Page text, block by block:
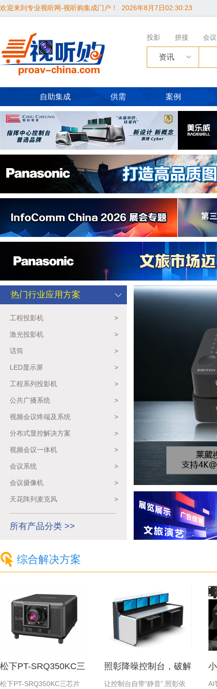
欢迎来到专业视听网-视听购集成门户！ 2026年8月7日02:30:24
投影 拼接 会议
资讯
自助集成 供需 案例
热门行业应用方案
工程投影机 >
激光投影机 >
话筒 >
LED显示屏 >
工程系列投影机 >
公共广播系统 >
视频会议终端及系统 >
分布式显控解决方案 >
视频会议一体机 >
会议系统 >
会议摄像机 >
天花阵列麦克风 >
所有产品分类 >>
综合解决方案
松下PT-SRQ350KC三
芯片DLP投影机
松下PT-SRQ350KC三芯片
照彰降噪控制台，破解
指挥中心降噪难题
让控制台自带“静音”,照彰依
AI